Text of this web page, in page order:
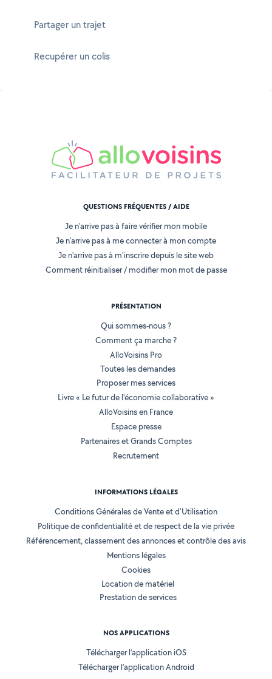
Partager un trajet
Recupérer un colis
QUESTIONS FRÉQUENTES / AIDE
Je n'arrive pas à faire vérifier mon mobile
Je n'arrive pas à me connecter à mon compte
Je n'arrive pas à m'inscrire depuis le site web
Comment réinitialiser / modifier mon mot de passe
PRÉSENTATION
Qui sommes-nous ?
Comment ça marche ?
AlloVoisins Pro
Toutes les demandes
Proposer mes services
Livre « Le futur de l'économie collaborative »
AlloVoisins en France
Espace presse
Partenaires et Grands Comptes
Recrutement
INFORMATIONS LÉGALES
Conditions Générales de Vente et d'Utilisation
Politique de confidentialité et de respect de la vie privée
Référencement, classement des annonces et contrôle des avis
Mentions légales
Cookies
Location de matériel
Prestation de services
NOS APPLICATIONS
Télécharger l’application iOS
Télécharger l’application Android